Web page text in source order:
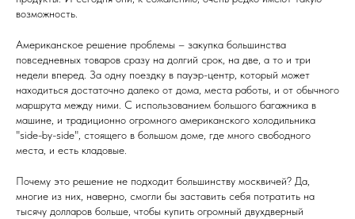
возможность.
Американское решение проблемы – закупка большинства
повседневных товаров сразу на долгий срок, на две, а то и три
недели вперед. За одну поездку в пауэр-центр, который может
находиться достаточно далеко от дома, места работы, и от обычного
маршрута между ними. С использованием большого багажника в
машине, и традиционно огромного американского холодильника
"side-by-side", стоящего в большом доме, где много свободного
места, и есть кладовые.
Почему это решение не подходит большинству москвичей? Да,
многие из них, наверно, смогли бы заставить себя потратить на
тысячу долларов больше, чтобы купить огромный двухдверный